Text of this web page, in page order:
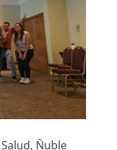
Ñuble